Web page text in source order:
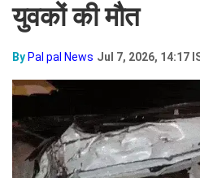
युवकों की मौत
By Pal pal News Jul 7, 2026, 14:17